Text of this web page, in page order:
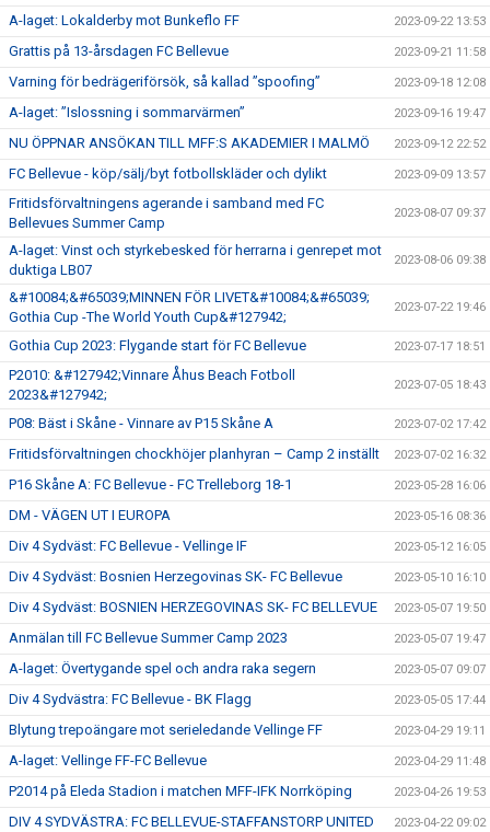
A-laget: Lokalderby mot Bunkeflo FF 2023-09-22 13:53
Grattis på 13-årsdagen FC Bellevue 2023-09-21 11:58
Varning för bedrägeriförsök, så kallad ”spoofing” 2023-09-18 12:08
A-laget: ”Islossning i sommarvärmen” 2023-09-16 19:47
NU ÖPPNAR ANSÖKAN TILL MFF:S AKADEMIER I MALMÖ 2023-09-12 22:52
FC Bellevue - köp/sälj/byt fotbollskläder och dylikt 2023-09-09 13:57
Fritidsförvaltningens agerande i samband med FC
Bellevues Summer Camp
2023-08-07 09:37
A-laget: Vinst och styrkebesked för herrarna i genrepet mot
duktiga LB07
2023-08-06 09:38
&#10084;&#65039;MINNEN FÖR LIVET&#10084;&#65039;
Gothia Cup -The World Youth Cup&#127942;
2023-07-22 19:46
Gothia Cup 2023: Flygande start för FC Bellevue 2023-07-17 18:51
P2010: &#127942;Vinnare Åhus Beach Fotboll
2023&#127942;
2023-07-05 18:43
P08: Bäst i Skåne - Vinnare av P15 Skåne A 2023-07-02 17:42
Fritidsförvaltningen chockhöjer planhyran – Camp 2 inställt 2023-07-02 16:32
P16 Skåne A: FC Bellevue - FC Trelleborg 18-1 2023-05-28 16:06
DM - VÄGEN UT I EUROPA 2023-05-16 08:36
Div 4 Sydväst: FC Bellevue - Vellinge IF 2023-05-12 16:05
Div 4 Sydväst: Bosnien Herzegovinas SK- FC Bellevue 2023-05-10 16:10
Div 4 Sydväst: BOSNIEN HERZEGOVINAS SK- FC BELLEVUE 2023-05-07 19:50
Anmälan till FC Bellevue Summer Camp 2023 2023-05-07 19:47
A-laget: Övertygande spel och andra raka segern 2023-05-07 09:07
Div 4 Sydvästra: FC Bellevue - BK Flagg 2023-05-05 17:44
Blytung trepoängare mot serieledande Vellinge FF 2023-04-29 19:11
A-laget: Vellinge FF-FC Bellevue 2023-04-29 11:48
P2014 på Eleda Stadion i matchen MFF-IFK Norrköping 2023-04-26 19:53
DIV 4 SYDVÄSTRA: FC BELLEVUE-STAFFANSTORP UNITED 2023-04-22 09:02